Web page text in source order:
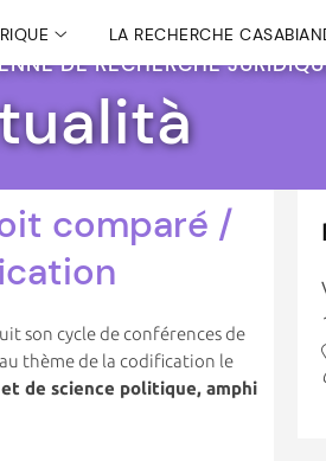
LA RECHERCHE
DE RECHERCHE
comparé /
son cycle de conférences de
thème de la codification le
de science politique, amphi